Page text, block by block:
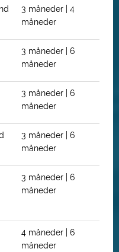
3 måneder | 4
måneder
3 måneder | 6
måneder
3 måneder | 6
måneder
3 måneder | 6
måneder
3 måneder | 6
måneder
4 måneder | 6
måneder